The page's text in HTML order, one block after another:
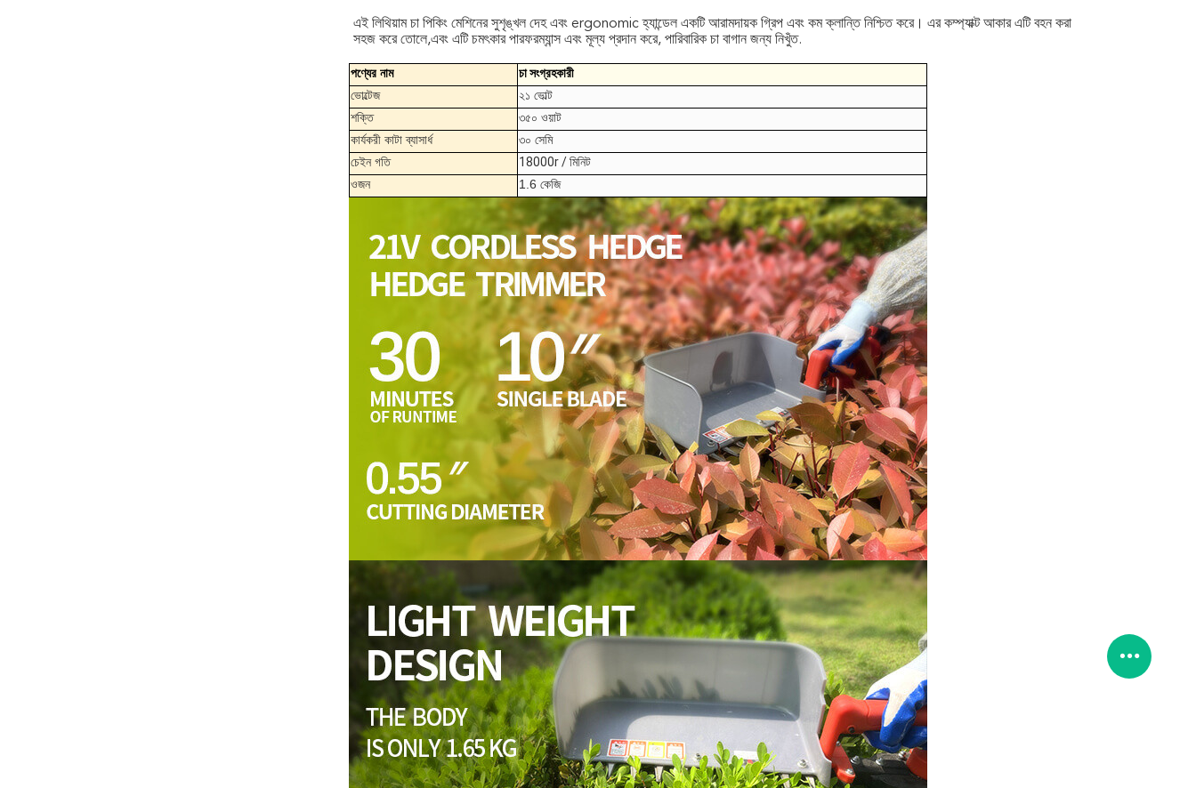
এই লিথিয়াম চা পিকিং মেশিনের সুশৃঙ্খল দেহ এবং ergonomic হ্যান্ডেল একটি আরামদায়ক গ্রিপ এবং কম ক্লান্তি নিশ্চিত করে। এর কম্প্যাক্ট আকার এটি বহন করা
সহজ করে তোলে,এবং এটি চমৎকার পারফরম্যান্স এবং মূল্য প্রদান করে, পারিবারিক চা বাগান জন্য নিখুঁত.
পণ্যের নাম
চা সংগ্রহকারী
ভোল্টেজ
২১ ভোল্ট
শক্তি
৩৫০ ওয়াট
কার্যকরী কাটা ব্যাসার্ধ
৩০ সেমি
চেইন গতি
18000r / মিনিট
ওজন
1.6 কেজি